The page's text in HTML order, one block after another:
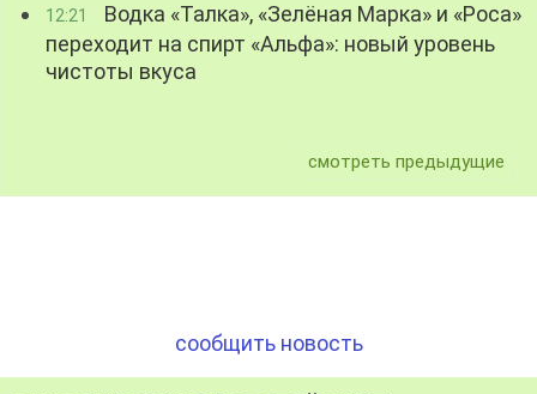
12:21
Водка «Талка», «Зелёная Марка» и «Роса»
переходит на спирт «Альфа»: новый уровень
чистоты вкуса
смотреть предыдущие
сообщить новость